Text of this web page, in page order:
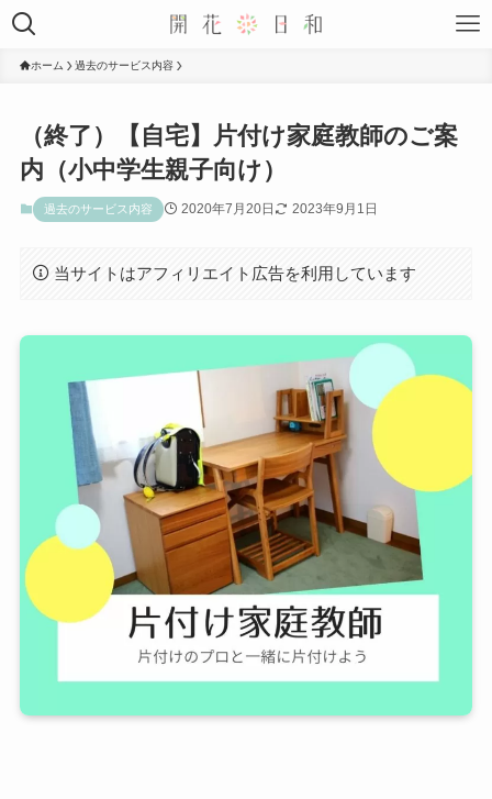
ホーム 過去のサービス内容
（終了）【自宅】片付け家庭教師のご案
内（小中学生親子向け）
過去のサービス内容 2020年7月20日 2023年9月1日
当サイトはアフィリエイト広告を利用しています